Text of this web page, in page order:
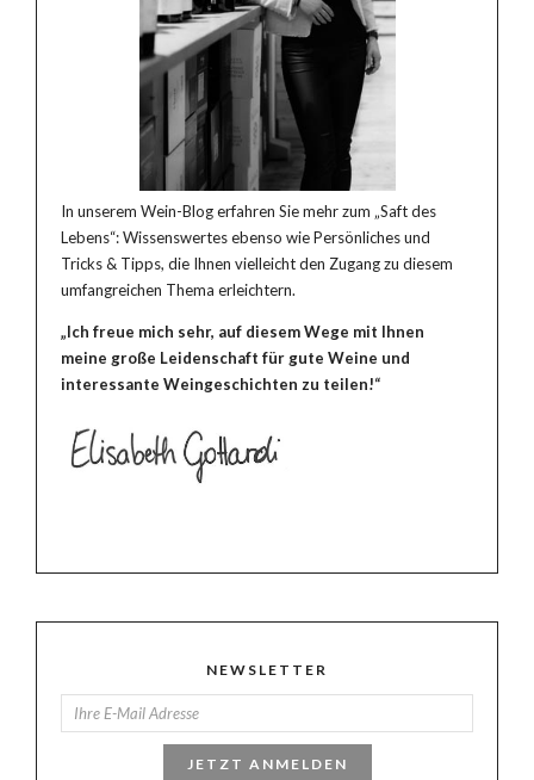
In unserem Wein-Blog erfahren Sie mehr zum „Saft des
Lebens“: Wissenswertes ebenso wie Persönliches und
Tricks & Tipps, die Ihnen vielleicht den Zugang zu diesem
umfangreichen Thema erleichtern.
„Ich freue mich sehr, auf diesem Wege mit Ihnen
meine große Leidenschaft für gute Weine und
interessante Weingeschichten zu teilen!“
NEWSLETTER
JETZT ANMELDEN